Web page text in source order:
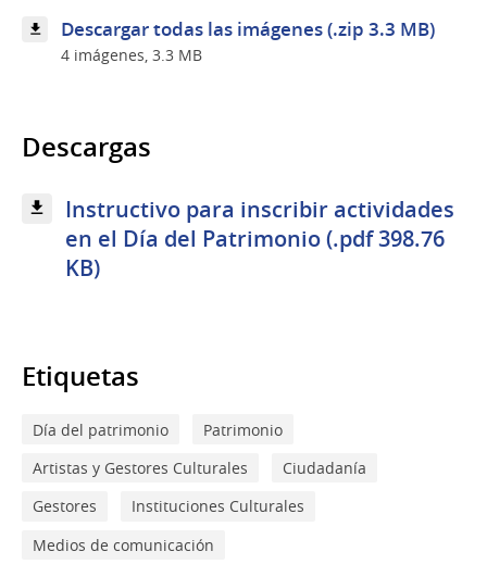
Descargar todas las imágenes (.zip 3.3 MB)
4 imágenes, 3.3 MB
Descargas
Instructivo para inscribir actividades
en el Día del Patrimonio (.pdf 398.76
KB)
Etiquetas
Día del patrimonio
Patrimonio
Artistas y Gestores Culturales
Ciudadanía
Gestores
Instituciones Culturales
Medios de comunicación